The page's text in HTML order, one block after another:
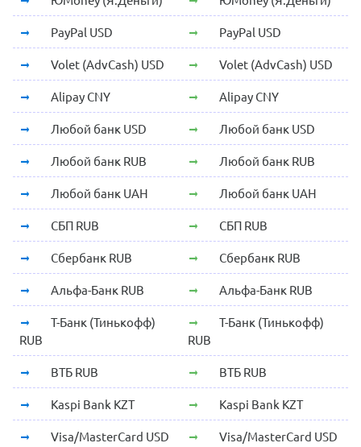
PayPal USD PayPal USD
Volet (AdvCash) USD Volet (AdvCash) USD
Alipay CNY Alipay CNY
Любой банк USD Любой банк USD
Любой банк RUB Любой банк RUB
Любой банк UAH Любой банк UAH
СБП RUB СБП RUB
Сбербанк RUB Сбербанк RUB
Альфа-Банк RUB Альфа-Банк RUB
Т-Банк (Тинькофф)
RUB
Т-Банк (Тинькофф)
RUB
ВТБ RUB ВТБ RUB
Kaspi Bank KZT Kaspi Bank KZT
Visa/MasterCard USD Visa/MasterCard USD